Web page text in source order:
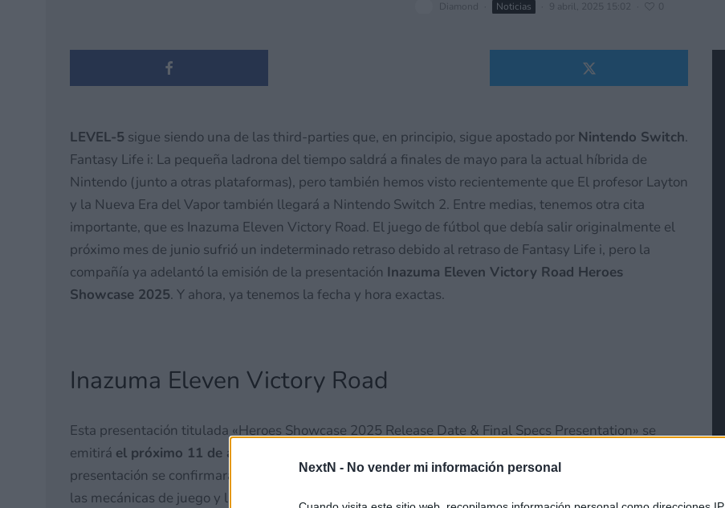
NextN - No vender mi información personal
Diamond Noticias 9 abril, 2025 15:02 0
LEVEL-5 sigue siendo una de las third-parties que, en principio, sigue apostado por Nintendo Switch.
Fantasy Life i: La pequeña ladrona del tiempo saldrá a finales de mayo para la actual híbrida de
Nintendo (junto a otras plataformas), pero también hemos visto recientemente que El profesor Layton
y la Nueva Era del Vapor también llegará a Nintendo Switch 2. Entre medias, tenemos otra cita
importante, que es Inazuma Eleven Victory Road. El juego de fútbol que debía salir originalmente el
próximo mes de junio sufrió un indeterminado retraso debido al retraso de Fantasy Life i, pero la
compañía ya adelantó la emisión de la presentación Inazuma Eleven Victory Road Heroes
Showcase 2025. Y ahora, ya tenemos la fecha y hora exactas.
Inazuma Eleven Victory Road
Esta presentación titulada «Heroes Showcase 2025 Release Date & Final Specs Presentation» se
emitirá el próximo 11 de abril a las 14:00 horario español (5:00 PT, 8:00 ET y 21:00 JST)
presentación se confirmará
la fecha de lanzamiento oficial del título, además de profundizar más en
las mecánicas de juego y la revelación del «contenido final» del juego, aunque de momento se